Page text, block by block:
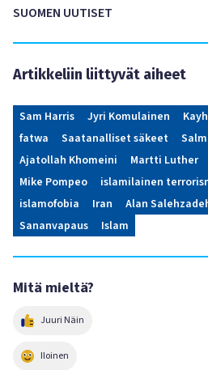
SUOMEN UUTISET
Artikkeliin liittyvät aiheet
Sam Harris Jyri Komulainen
fatwa
Saatanalliset säkeet
Ajatollah Khomeini
Martti Luther
Mike Pompeo
islamilainen
islamofobia
Iran Alan
Sananvapaus
Islam
Mitä mieltä?
Juuri Näin
Iloinen